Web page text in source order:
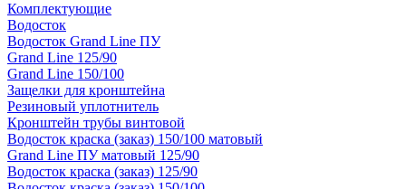
Комплектующие
Водосток
Водосток Grand Line ПУ
Grand Line 125/90
Grand Line 150/100
Защелки для кронштейна
Резиновый уплотнитель
Кронштейн трубы винтовой
Водосток краска (заказ) 150/100 матовый
Grand Line ПУ матовый 125/90
Водосток краска (заказ) 125/90